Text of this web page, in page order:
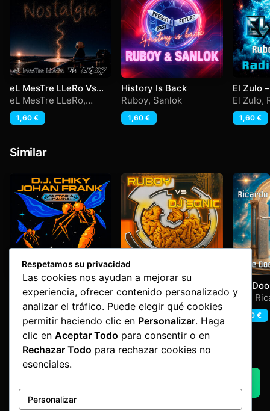
eL MesTre LLeRo Vs
Ruboy – Nostalgia
eL MesTre LLeRo,
Ruboy
1,60 €
History Is Back
Ruboy, Sanlok
1,60 €
El Zulo
Zulo –
El Zulo,
1,60 €
Similar
Cosmic Voyage
Dj Chiky & Johan Frank
Ok Boys
Dj Sonic,Ruboy
The
2k25
Aier
1,60 €
Advertisement by Factoria Makina
Respetamos su privacidad
Las cookies nos ayudan a mejorar su
experiencia, ofrecer contenido personalizado y
analizar el tráfico. Puede elegir qué cookies
permitir haciendo clic en Personalizar. Haga
clic en Aceptar Todo para consentir o en
Rechazar Todo para rechazar cookies no
esenciales.
Personalizar